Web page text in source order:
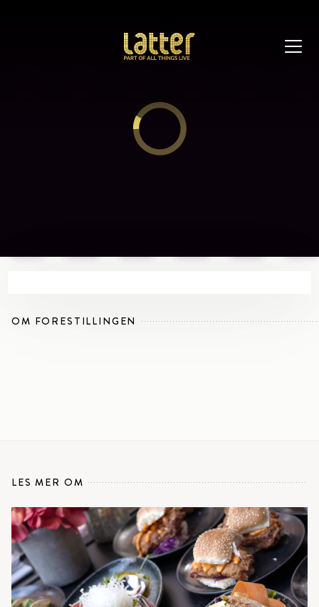
OM FORESTILLINGEN
LES MER OM